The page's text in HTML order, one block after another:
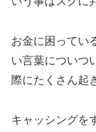
お金に困ってい
い言葉についつ
際にたくさん起
キャッシングを